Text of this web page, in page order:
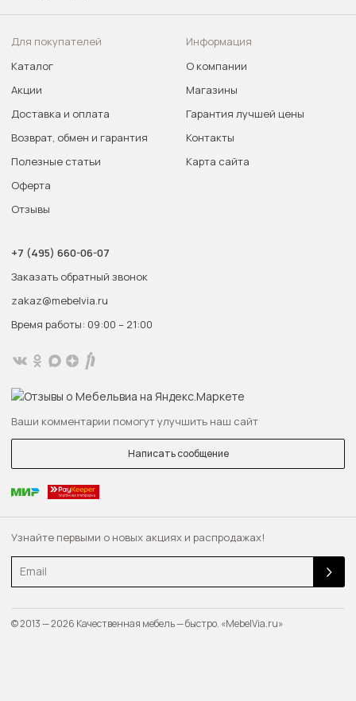
Узнайте первыми о новых акциях и распродажах!
Email
Для покупателей
Каталог
Акции
Доставка и оплата
Возврат, обмен и гарантия
Полезные статьи
Оферта
Отзывы
Информация
О компании
Магазины
Гарантия лучшей цены
Контакты
Карта сайта
+7 (495) 660-06-07
Заказать обратный звонок
zakaz@mebelvia.ru
Время работы: 09:00 – 21:00
Ваши комментарии помогут улучшить наш сайт
Написать сообщение
© 2013 — 2026 Качественная мебель — быстро. «MebelVia.ru»